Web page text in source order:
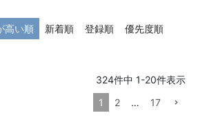
高い順 新着順 登録順
優先度順
324件中 1-20件表示
1
2 … 17